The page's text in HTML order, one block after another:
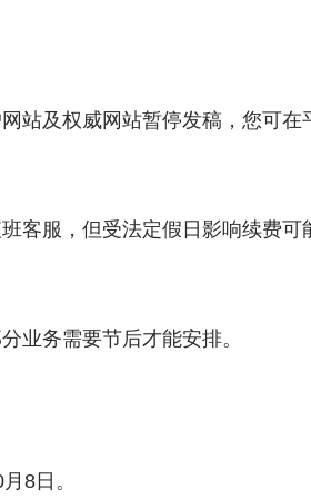
站及权威网站暂停发稿，您可在
客服，但受法定假日影响续费可
业务需要节后才能安排。
8日。